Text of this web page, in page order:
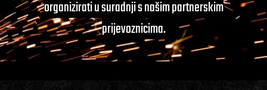
organizirati u suradnji s našim partnerskim
prijevoznicima.